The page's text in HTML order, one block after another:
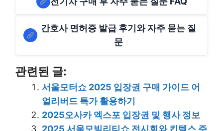
간호사 면허증 발급 후기와 자주 묻는 질
문
관련된 글:
서울모터쇼 2025 입장권 구매 가이드 어
얼리버드 특가 활용하기
2025오사카 엑스포 입장권 및 행사 정보
2025 서울모빌리티쇼 전시회와 킨텍스 주